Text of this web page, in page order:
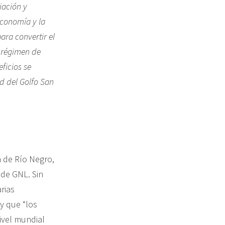
y
y la
convertir el
de
se
del Golfo San
Río Negro,
GNL. Sin
que “los
mundial